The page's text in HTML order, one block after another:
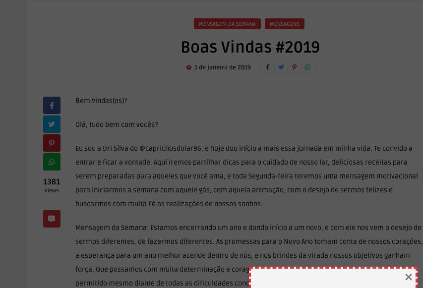
MENSAGEM DA SEMANA MENSAGENS
Boas Vindas #2019
1 de janeiro de 2019
1381
Views
Bem Vindas(os)?
Olá, tudo bem com vocês?
Eu sou a Dri Silva do @caprichosdolar96, e hoje dou início a mais essa jornada em minha vida. Te convido a
entrar e ficar a vontade. Aqui iremos partilhar dicas para o cuidado de nosso lar, deliciosas receitas para
serem preparadas para aqueles que você ama, e toda Segunda-feira teremos uma mensagem motivacional
para iniciarmos a semana com aquele gás, com aquela animação, com o desejo de sermos felizes e
buscarmos com muita Fé as realizações de nossos sonhos.
Mensagem da Semana: Estamos encerrando um ano e dando início a um novo, e com ele nos vem o desejo de
sermos diferentes, de fazermos diferentes. As promessas para o Novo Ano tomam conta de nossos corações,
a esperança para um ano melhor acende dentro de nós, e nos brindes da virada nossos objetivos ganham
força. Que possamos com muita determinação e coragem começar 2019 sendo gratos a Deus por ter nos
permitido mesmo diante de todas as dificuldades concluirmos um ano e começar outro. O ano mudou, um
×